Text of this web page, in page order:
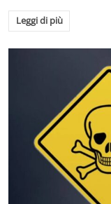
Leggi di più